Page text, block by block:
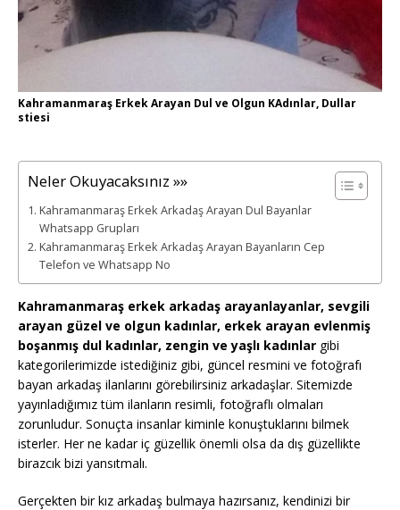
Kahramanmaraş Erkek Arayan Dul ve Olgun KAdınlar, Dullar
stiesi
Neler Okuyacaksınız »»
Kahramanmaraş Erkek Arkadaş Arayan Dul Bayanlar
Whatsapp Grupları
Kahramanmaraş Erkek Arkadaş Arayan Bayanların Cep
Telefon ve Whatsapp No
Kahramanmaraş erkek arkadaş arayanlayanlar, sevgili
arayan güzel ve olgun kadınlar, erkek arayan evlenmiş
boşanmış dul kadınlar, zengin ve yaşlı kadınlar gibi
kategorilerimizde istediğiniz gibi, güncel resmini ve fotoğrafı
bayan arkadaş ilanlarını görebilirsiniz arkadaşlar. Sitemizde
yayınladığımız tüm ilanların resimli, fotoğraflı olmaları
zorunludur. Sonuçta insanlar kiminle konuştuklarını bilmek
isterler. Her ne kadar iç güzellik önemli olsa da dış güzellikte
birazcık bizi yansıtmalı.
Gerçekten bir kız arkadaş bulmaya hazırsanız, kendinizi bir